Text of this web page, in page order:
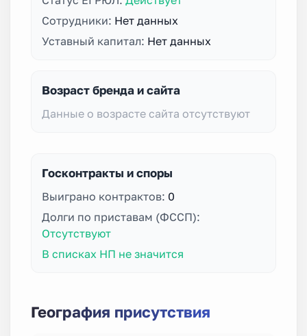
Сотрудники: Нет данных
Уставный капитал: Нет данных
Возраст бренда и сайта
Данные о возрасте сайта отсутствуют
Госконтракты и споры
Выиграно контрактов: 0
Долги по приставам (ФССП):
Отсутствуют
В списках НП не значится
География присутствия